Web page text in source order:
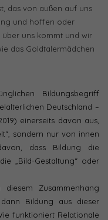
das von außen auf uns
und hoffen oder
über uns kommt und wir
das Goldtalermädchen
Bildungsbegriff
Deutschland –
einerseits davon aus,
sondern nur von innen
dass Bildung die
„Bild-Gestaltung“ oder
Zusammenhang
Bildung aus dieser
funktioniert Relationale